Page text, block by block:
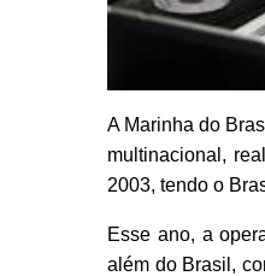
A Marinha do
multinacional,
2003, tendo o
Esse ano, a
além do Brasil,